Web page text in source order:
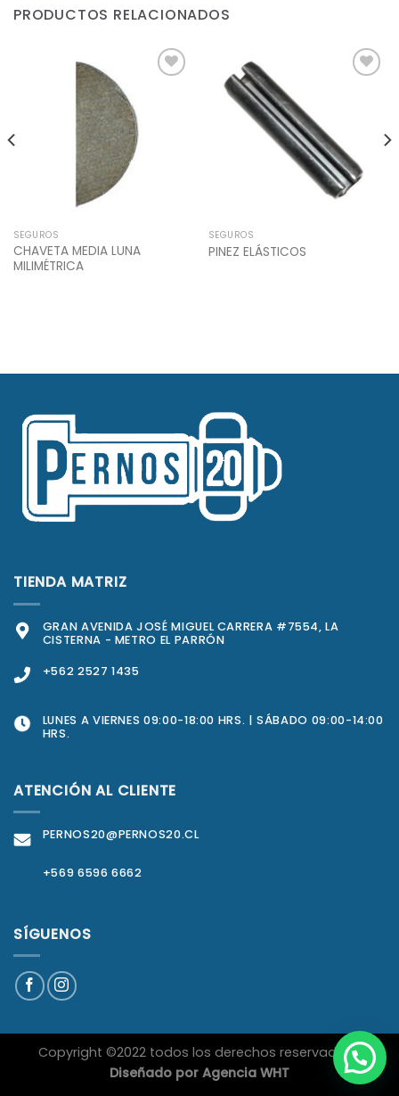
PRODUCTOS RELACIONADOS
SEGUROS
CHAVETA MEDIA LUNA
MILIMÉTRICA
SEGUROS
PINEZ ELÁSTICOS
TIENDA MATRIZ
GRAN AVENIDA JOSÉ MIGUEL CARRERA #7554, LA
CISTERNA - METRO EL PARRÓN
+562 2527 1435
LUNES A VIERNES 09:00-18:00 HRS. | SÁBADO 09:00-14:00
HRS.
ATENCIÓN AL CLIENTE
PERNOS20@PERNOS20.CL
+569 6596 6662
SÍGUENOS
Copyright ©2022 todos los derechos reservados|
Diseñado por Agencia WHT